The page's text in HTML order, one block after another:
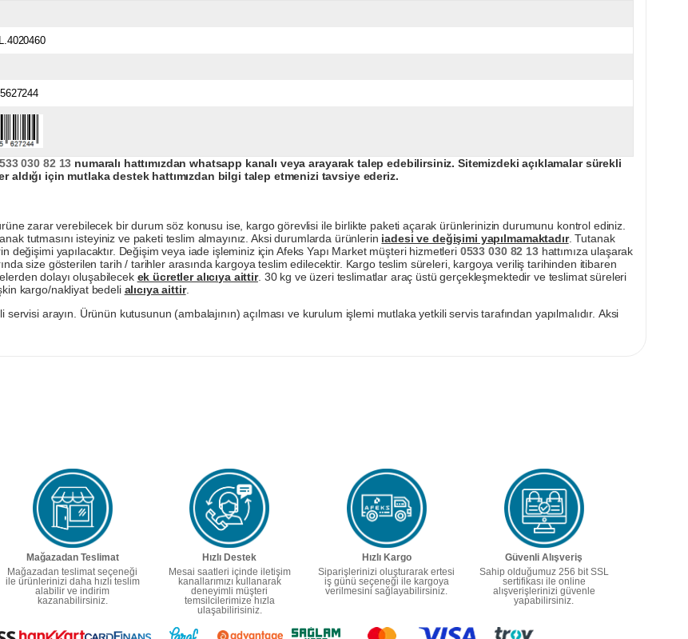
030 82 13 numaralı hattımızdan whatsapp kanalı veya arayarak talep edebilirsiniz. Sitemizdeki açıklamalar sürekli
için mutlaka destek hattımızdan bilgi talep etmenizi tavsiye ederiz.
zarar verebilecek bir durum söz konusu ise, kargo görevlisi ile birlikte paketi açarak ürünlerinizin durumunu kontrol ediniz.
tutmasını isteyiniz ve paketi teslim almayınız. Aksi durumlarda ürünlerin iadesi ve değişimi yapılmamaktadır. Tutanak
değişimi yapılacaktır. Değişim veya iade işleminiz için Afeks Yapı Market müşteri hizmetleri 0533 030 82 13hattımıza ulaşarak
size gösterilen tarih / tarihler arasında kargoya teslim edilecektir. Kargo teslim süreleri, kargoya veriliş tarihinden itibaren
dolayı oluşabilecek ek ücretler alıcıya aittir. 30 kg ve üzeri teslimatlar araç üstü gerçekleşmektedir ve teslimat süreleri
kargo/nakliyat bedeli alıcıya aittir.
arayın. Ürünün kutusunun (ambalajının) açılması ve kurulum işlemi mutlaka yetkili servis tarafından yapılmalıdır. Aksi
Mağazadan Teslimat
Mağazadan teslimat seçeneği
ile ürünlerinizi daha hızlı teslim
alabilir ve indirim
kazanabilirsiniz.
Hızlı Destek
Mesai saatleri içinde iletişim
kanallarımızı kullanarak
deneyimli müşteri
temsilcilerimize hızla
ulaşabilirisiniz.
Hızlı Kargo
Siparişlerinizi oluşturarak ertesi
iş günü seçeneği ile kargoya
verilmesini sağlayabilirsiniz.
Güvenli Alışveriş
Sahip olduğumuz 256 bit SSL
sertifikası ile online
alışverişlerinizi güvenle
yapabilirsiniz.